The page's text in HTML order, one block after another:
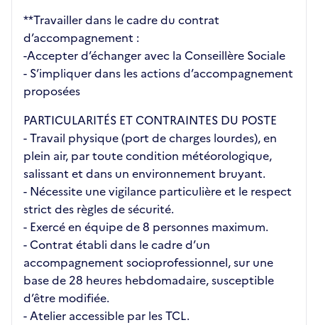
**Travailler dans le cadre du contrat
d’accompagnement :
-Accepter d’échanger avec la Conseillère Sociale
- S’impliquer dans les actions d’accompagnement
proposées
PARTICULARITÉS ET CONTRAINTES DU POSTE
- Travail physique (port de charges lourdes), en
plein air, par toute condition météorologique,
salissant et dans un environnement bruyant.
- Nécessite une vigilance particulière et le respect
strict des règles de sécurité.
- Exercé en équipe de 8 personnes maximum.
- Contrat établi dans le cadre d’un
accompagnement socioprofessionnel, sur une
base de 28 heures hebdomadaire, susceptible
d’être modifiée.
- Atelier accessible par les TCL.